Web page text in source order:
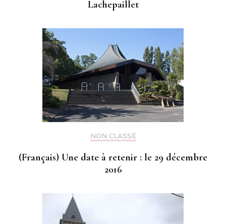
Lachepaillet
NON CLASSÉ
(Français) Une date à retenir : le 29 décembre
2016